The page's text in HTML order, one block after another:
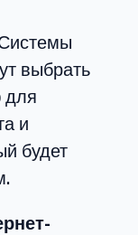
выбрать
для
и
будет